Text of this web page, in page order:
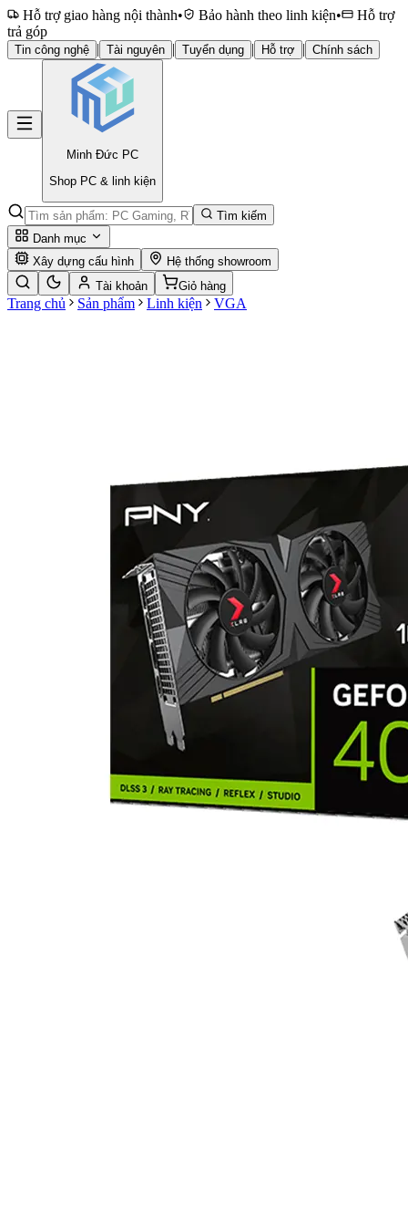
Hỗ trợ giao hàng nội thành• Bảo hành theo linh kiện•
Hỗ trợ
trả góp
Tin công nghệ | Tài nguyên | Tuyển dụng | Hỗ trợ | Chính sách
Minh Đức PC
Shop PC & linh kiện
Tìm kiếm
Danh mục
Xây dựng cấu hình
Hệ thống showroom
Tài khoản
Giỏ hàng
Trang chủ Sản phẩm Linh kiện VGA